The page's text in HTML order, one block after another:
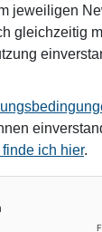
jeweiligen
gleichzeitig
ich hier.